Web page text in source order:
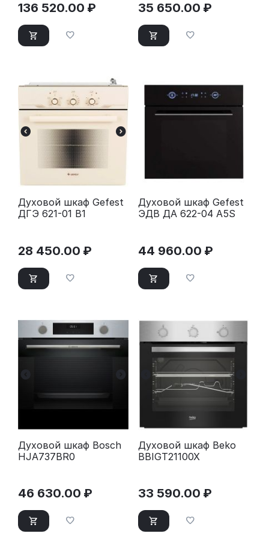
136 520.00 ₽ 35 650.00 ₽
Духовой шкаф Gefest
ДГЭ 621-01 В1
28 450.00 ₽
Духовой шкаф Gefest
ЭДВ ДА 622-04 А5S
44 960.00 ₽
Духовой шкаф Bosch
HJA737BR0
46 630.00 ₽
Духовой шкаф Beko
BBIGT21100X
33 590.00 ₽